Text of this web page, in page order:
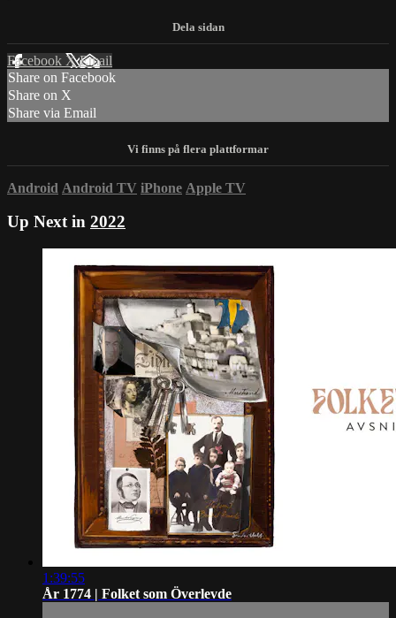
Facebook XEmail
Share on Facebook
Share on X
Share via Email
Android Android TV iPhone Apple TV
Up Next in 2022
1:39:55
År 1774 | Folket som Överlevde